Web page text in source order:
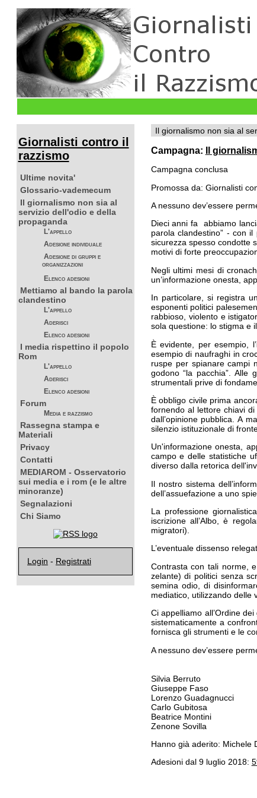
Giornalisti contro il
razzismo
Ultime novita'
Glossario-vademecum
Il giornalismo non sia al
servizio dell'odio e della
propaganda
L'appello
Adesione individuale
Adesione di gruppi e
organizzazioni
Elenco adesioni
Mettiamo al bando la parola
clandestino
L'appello
Aderisci
Elenco adesioni
I media rispettino il popolo
Rom
L'appello
Aderisci
Elenco adesioni
Forum
Media e razzismo
Rassegna stampa e
Materiali
Privacy
Contatti
MEDIAROM - Osservatorio
sui media e i rom (e le altre
minoranze)
Segnalazioni
Chi Siamo
Login - Registrati
Il giornalismo non sia al
Campagna: Il
Campagna conclusa
Promossa da: Giornalisti
A nessuno dev’essere
Dieci anni fa abbiamo
parola clandestino” - con
sicurezza spesso condotte
motivi di forte
Negli ultimi mesi di
un’informazione onesta,
In particolare, si registra
esponenti politici
rabbioso, violento e
sola questione: lo stigma e
È evidente, per esempio,
esempio di naufraghi in
ruspe per spianare campi
godono “la pacchia” .Alle
strumentali prive di
È obbligo civile prima
fornendo al lettore chiavi
dall’opinione pubblica. A
silenzio istituzionale di
Un'informazione onesta,
campo e delle statistiche
diverso dalla retorica
Il nostro sistema
dell’assuefazione a uno
La professione
iscrizione all’Albo, è
migratori).
L’eventuale dissenso
Contrasta con tali norme,
zelante) di politici senza
semina odio, di
mediatico, utilizzando delle
Ci appelliamo all’Ordine
sistematicamente a
fornisca gli strumenti e le
A nessuno dev’essere
Silvia Berruto
Giuseppe Faso
Lorenzo Guadagnucci
Carlo Gubitosa
Beatrice Montini
Zenone Sovilla
Hanno già aderito: Michele
Adesioni dal 9 luglio 2018: